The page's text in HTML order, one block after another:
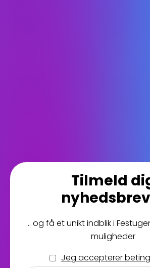
Tilmeld
... og få et unikt indblik i
muligheder
Jeg accepterer
Jeg accepterer